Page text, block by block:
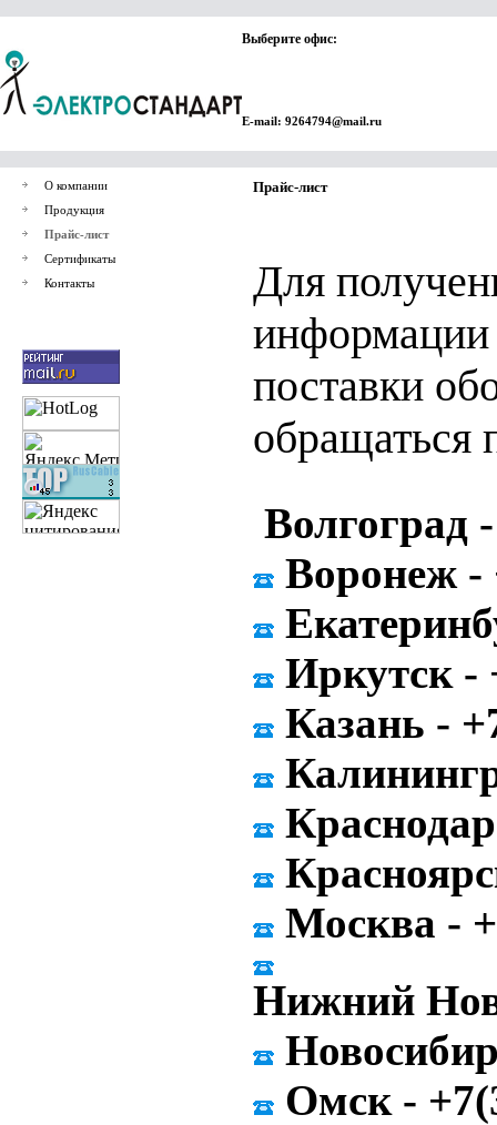
Выберите офис:
E-mail: 9264794@mail.ru
О компании
Продукция
Прайс-лист
Сертификаты
Контакты
Прайс-лист
Для
информации
поставки
обращаться
Волгоград
Воронеж -
Иркутск -
Казань -
Москва -
Нижний
Омск -